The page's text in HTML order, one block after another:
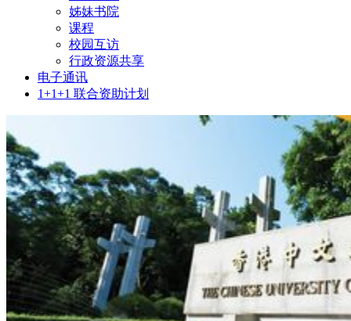
姊妹书院
课程
校园互访
行政资源共享
电子通讯
1+1+1 联合资助计划